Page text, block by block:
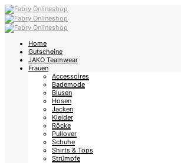
Home
Gutscheine
JAKO Teamwear
Frauen
Accessoires
Bademode
Blusen
Hosen
Jacken
Kleider
Röcke
Pullover
Schuhe
Shirts & Tops
Strümpfe